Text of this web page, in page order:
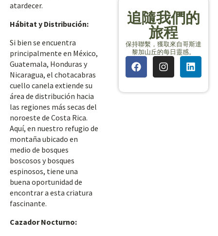
atardecer.
Hábitat y Distribución:
Si bien se encuentra
principalmente en México,
Guatemala, Honduras y
Nicaragua, el chotacabras
cuello canela extiende su
área de distribución hacia
las regiones más secas del
noroeste de Costa Rica.
Aquí, en nuestro refugio de
montaña ubicado en
medio de bosques
boscosos y bosques
espinosos, tiene una
buena oportunidad de
encontrar a esta criatura
fascinante.
Cazador Nocturno:
追隨我們的
旅程
保持聯繫，獲取來自哥斯達
黎加山丘的每日靈感。